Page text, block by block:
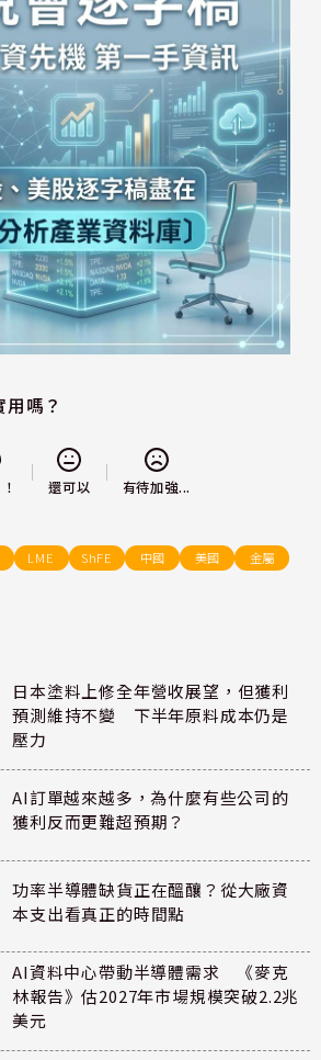
嗎？
還可以 有待加強...
LME ShFE 中國 美國
金屬
日本塗料上修全年營收展望，但獲利
預測維持不變 下半年原料成本仍是
壓力
AI訂單越來越多，為什麼有些公司的
獲利反而更難超預期？
功率半導體缺貨正在醞釀？從大廠資
本支出看真正的時間點
AI資料中心帶動半導體需求 《麥克
林報告》估2027年市場規模突破2.2兆
美元